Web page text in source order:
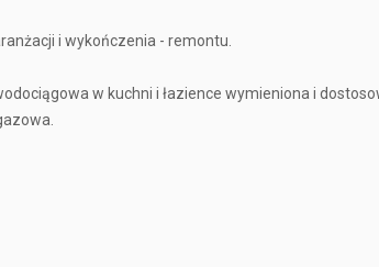
i wykończenia - remontu.
w kuchni i łazience wymieniona i